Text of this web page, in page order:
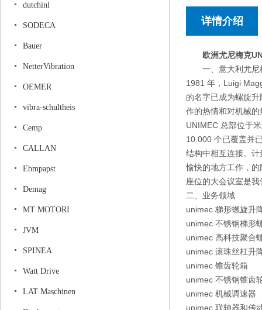
dutchinl
SODECA
Bauer
NetterVibration
OEMER
vibra-schultheis
Cemp
CALLAN
Ebmpapst
Demag
MT MOTORI
JVM
SPINEA
Watt Drive
LAT Maschinen
详情介绍
欧洲尤尼梅克
一、意大利尤
1981 年，Luigi
的名字已成为螺旋
作的热情和对机械
UNIMEC 总部位于
10.000 个已覆盖并
结构中相互连接。
愉快的地方工作，
座位的大会议室是
二、业务领域
unimec 梯形螺旋升
unimec 不锈钢梯形
unimec 高科技聚合
unimec 滚珠丝杠升
unimec 锥齿轮箱
unimec 不锈钢锥齿
unimec 机械调速器
unimec 联轴器和传